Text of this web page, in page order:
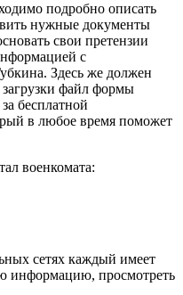
подробно описать
нужные документы
свои претензии
с
Здесь же должен
файл формы
бесплатной
в любое время поможет
военкомата:
сетях каждый имеет
информацию, просмотреть